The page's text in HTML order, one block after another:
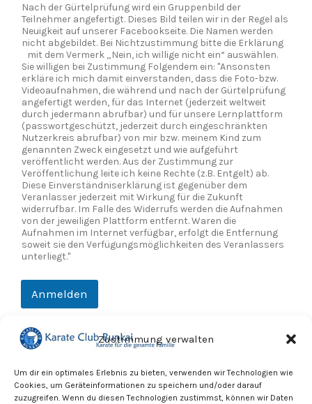
Zustimmung verwalten
Um dir ein optimales Erlebnis zu bieten, verwenden wir Technologien wie
Cookies, um Geräteinformationen zu speichern und/oder darauf
zuzugreifen. Wenn du diesen Technologien zustimmst, können wir Daten
Nach der Gürtelprüfung wird ein Gruppenbild der
Teilnehmer angefertigt. Dieses Bild teilen wir in der Regel als
Neuigkeit auf unserer Facebookseite. Die Namen werden
nicht abgebildet. Bei Nichtzustimmung bitte die Erklärung
mit dem Vermerk „Nein, ich willige nicht ein“ auswählen.
Sie willigen bei Zustimmung Folgendem ein: "Ansonsten
erkläre ich mich damit einverstanden, dass die Foto-bzw.
Videoaufnahmen, die während und nach der Gürtelprüfung
angefertigt werden, für das Internet (jederzeit weltweit
durch jedermann abrufbar) und für unsere Lernplattform
(passwortgeschützt, jederzeit durch eingeschränkten
Nutzerkreis abrufbar) von mir bzw. meinem Kind zum
genannten Zweck eingesetzt und wie aufgeführt
veröffentlicht werden. Aus der Zustimmung zur
Veröffentlichung leite ich keine Rechte (z.B. Entgelt) ab.
Diese Einverständniserklärung ist gegenüber dem
Veranlasser jederzeit mit Wirkung für die Zukunft
widerrufbar. Im Falle des Widerrufs werden die Aufnahmen
von der jeweiligen Plattform entfernt. Waren die
Aufnahmen im Internet verfügbar, erfolgt die Entfernung
soweit sie den Verfügungsmöglichkeiten des Veranlassers
unterliegt."
Anmelden
Kundenservice
Gerne beraten wir dich telefonisch ausführlicher unter der